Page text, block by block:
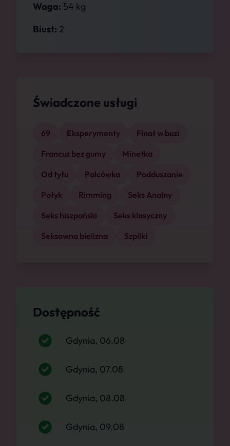
Waga: 54 kg
Biust: 2
Świadczone usługi
69 Eksperymenty
Finał w buzi
Francuz bez gumy
Minetka
Od tyłu
Palcówka
Podduszanie
Połyk
Rimming
Seks Analny
Seks hiszpański
Seks klasyczny
Seksowna bielizna
Szpilki
Dostępność
Gdynia, 06.08
Gdynia, 07.08
Gdynia, 08.08
Gdynia, 09.08